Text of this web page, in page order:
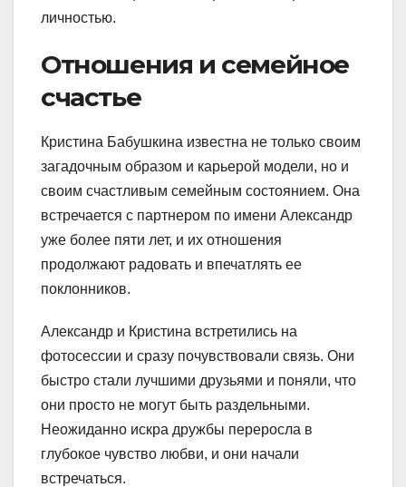
личностью.
Отношения и семейное
счастье
Кристина Бабушкина известна не только своим
загадочным образом и карьерой модели, но и
своим счастливым семейным состоянием. Она
встречается с партнером по имени Александр
уже более пяти лет, и их отношения
продолжают радовать и впечатлять ее
поклонников.
Александр и Кристина встретились на
фотосессии и сразу почувствовали связь. Они
быстро стали лучшими друзьями и поняли, что
они просто не могут быть раздельными.
Неожиданно искра дружбы переросла в
глубокое чувство любви, и они начали
встречаться.